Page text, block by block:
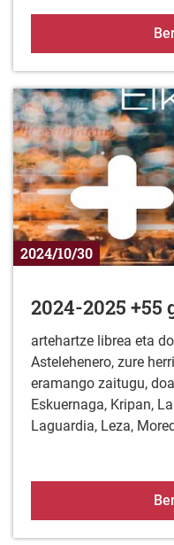
2024/10/30
2024-2025
artehartze librea eta
Astelehenero, zure
eramango zaitugu,
Eskuernaga, Kripan,
Laguardia, Leza,